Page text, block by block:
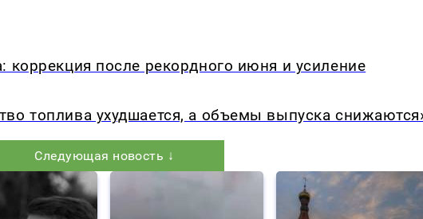
коррекция после рекордного июня и усиление
топлива ухудшается, а объемы выпуска
Следующая новость ↓